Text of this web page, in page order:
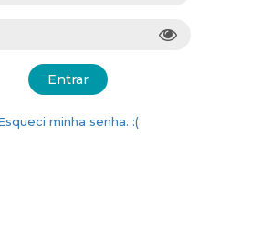
Entrar
minha senha. :(